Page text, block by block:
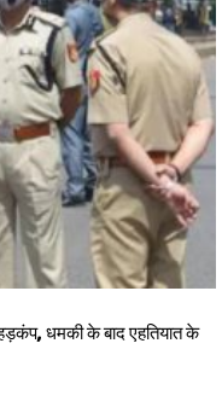
धमकी के बाद एहतियात के